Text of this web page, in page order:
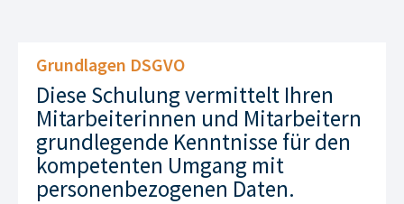
Grundlagen DSGVO
Diese Schulung vermittelt Ihren
Mitarbeiterinnen und Mitarbeitern
grundlegende Kenntnisse für den
kompetenten Umgang mit
personenbezogenen Daten.